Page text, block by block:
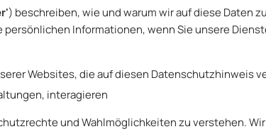
) beschreiben, wie und warum wir auf diese Daten
persönlichen Informationen, wenn Sie unsere
Websites, die auf diesen Datenschutzhinweis
interagieren
und Wahlmöglichkeiten zu verstehen.